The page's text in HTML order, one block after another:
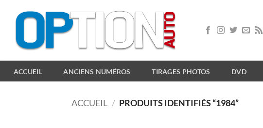
ACCUEIL ANCIENS NUMÉROS TIRAGES PHOTOS DVD
ACCUEIL / PRODUITS IDENTIFIÉS “1984”